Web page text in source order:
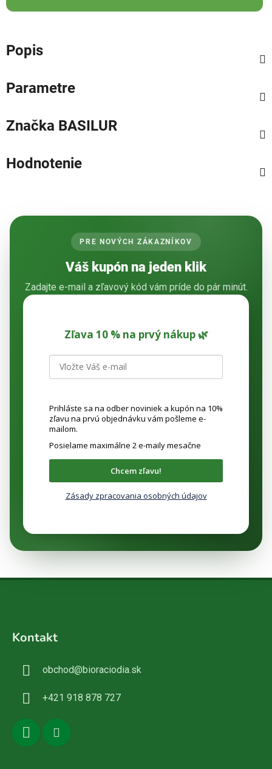
Popis
Parametre
Značka BASILUR
Hodnotenie
PRE NOVÝCH ZÁKAZNÍKOV
Váš kupón na jeden klik
Zadajte e-mail a zľavový kód vám príde do pár minút.
Zľava 10 % na prvý nákup 🌿
Prihláste sa na odber noviniek a kupón na 10%
zľavu na prvú objednávku vám pošleme e-
mailom.
Posielame maximálne 2 e-maily mesačne
Chcem zľavu!
Zásady zpracovania osobných údajov
Kontakt
obchod@bioraciodia.sk
+421 918 878 727